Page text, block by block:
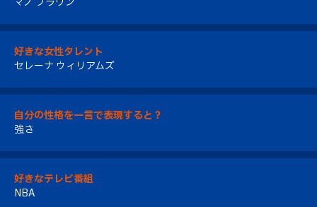
好きな女性タレント
セレーナ ウィリアムズ
自分の性格を一言で表現すると？
強さ
好きなテレビ番組
NBA